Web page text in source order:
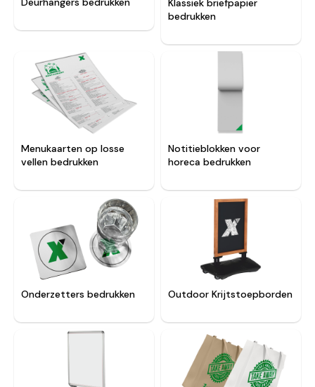
Klassiek briefpapier
bedrukken
Menukaarten op losse
vellen bedrukken
Notitieblokken voor
horeca bedrukken
Onderzetters bedrukken Outdoor Krijtstoepborden